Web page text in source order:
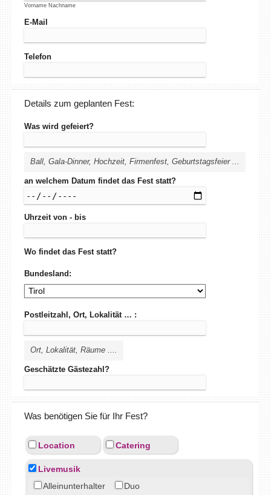
Vorname Nachname
E-Mail
Telefon
Details zum geplanten Fest:
Was wird gefeiert?
Ball, Gala-Dinner, Hochzeit, Firmenfest, Geburtstagsfeier ...
an welchem Datum findet das Fest statt?
Uhrzeit von - bis
Wo findet das Fest statt?
Bundesland:
Postleitzahl, Ort, Lokalität … :
Ort, Lokalität, Räume ....
Geschätzte Gästezahl?
Was benötigen Sie für Ihr Fest?
Location Catering
Livemusik
Alleinunterhalter
Duo